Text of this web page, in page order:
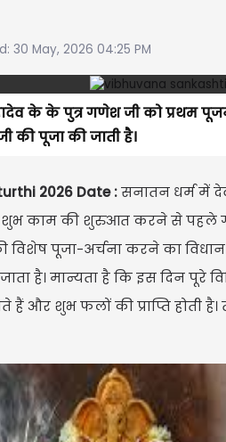
30 May, 2026 04:25 PM
के के पुत्र गणेश जी को प्रथम
पूजा की जाती है।
2026 Date :सनातन धर्म में
शुभ काम की शुरुआत करने से पहले
विशेष पूजा-अर्चना करने का
है। मान्यता है कि इस दिन
हैं और शुभ फलों की प्राप्ति होती